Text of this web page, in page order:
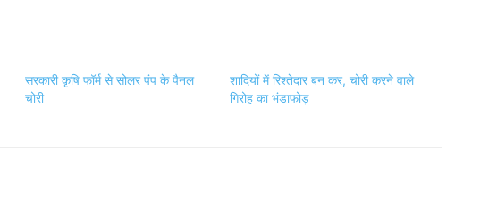
सरकारी कृषि फॉर्म से सोलर पंप के पैनल
चोरी
शादियों में रिश्तेदार बन कर, चोरी करने वाले
गिरोह का भंडाफोड़